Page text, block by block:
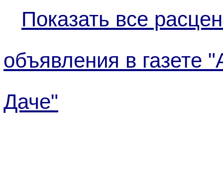
Показать все
объявления в газете
Даче"